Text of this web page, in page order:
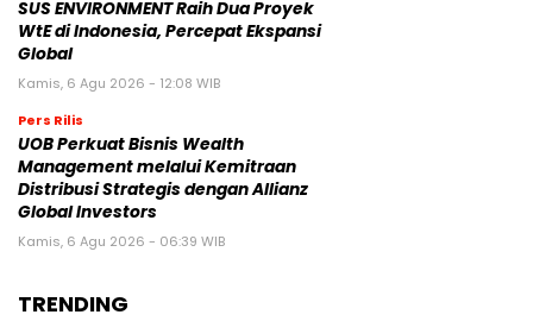
SUS ENVIRONMENT Raih Dua Proyek
WtE di Indonesia, Percepat Ekspansi
Global
Kamis, 6 Agu 2026 - 12:08 WIB
Pers Rilis
UOB Perkuat Bisnis Wealth
Management melalui Kemitraan
Distribusi Strategis dengan Allianz
Global Investors
Kamis, 6 Agu 2026 - 06:39 WIB
TRENDING